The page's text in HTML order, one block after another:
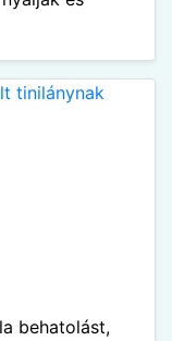
behatolást,